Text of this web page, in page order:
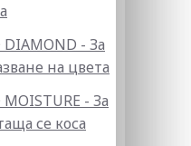
- За
на цвета
- За
се коса